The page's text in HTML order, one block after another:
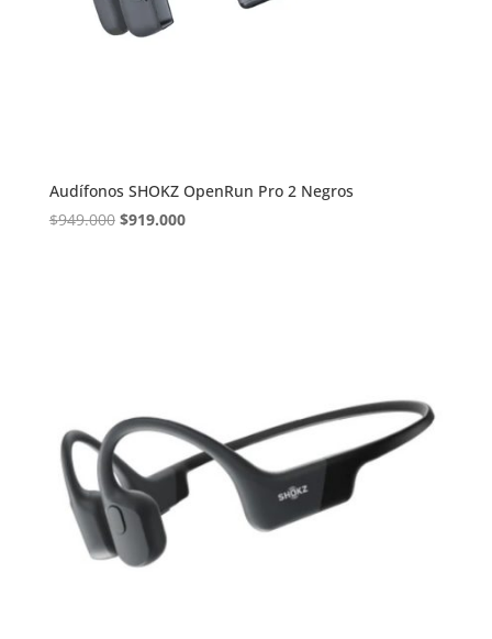
Audífonos SHOKZ OpenRun Pro 2 Negros
$949.000 El
$919.000El